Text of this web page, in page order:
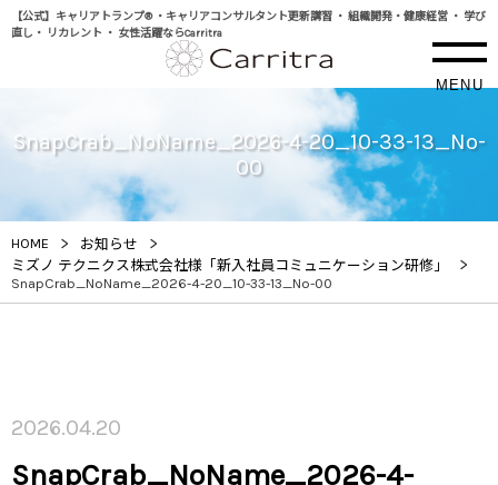
【公式】キャリアトランプ® ・キャリアコンサルタント更新講習 ・ 組織開発・健康経営 ・ 学び
直し・ リカレント ・ 女性活躍ならCarritra
MENU
SnapCrab_NoName_2026-4-20_10-33-13_No-
00
HOME > お知らせ >
ミズノ テクニクス株式会社様「新入社員コミュニケーション研修」 >
SnapCrab_NoName_2026-4-20_10-33-13_No-00
2026.04.20
SnapCrab_NoName_2026-4-